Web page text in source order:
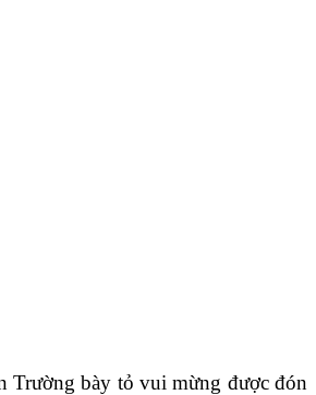
Trường bày tỏ vui mừng được đón